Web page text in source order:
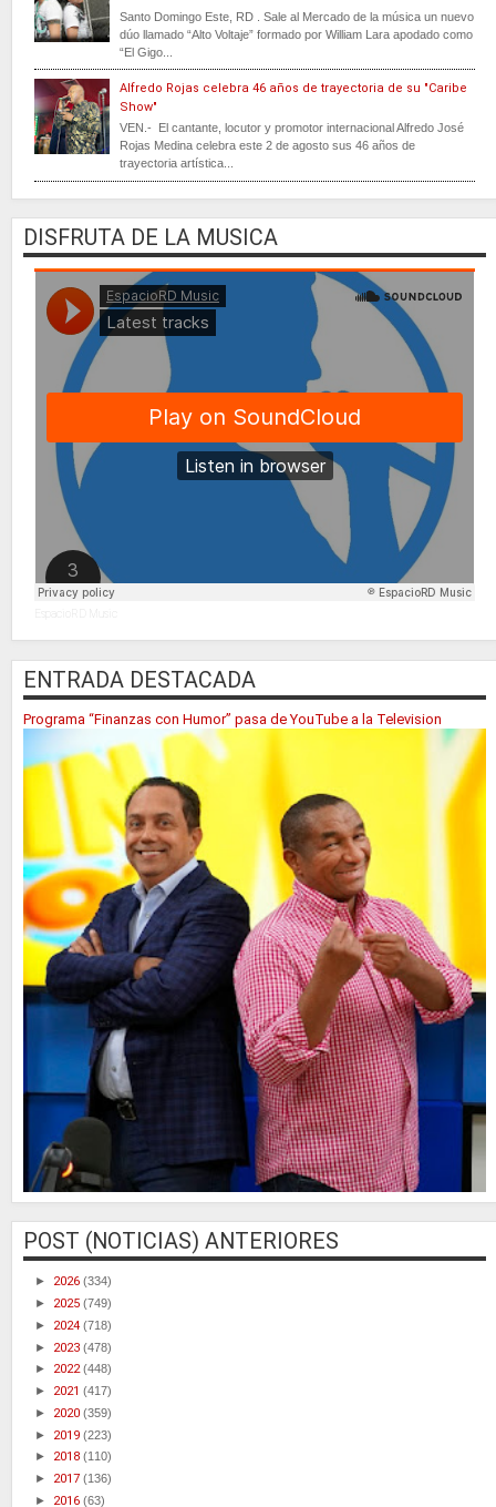
Santo Domingo Este, RD . Sale al Mercado de la música un nuevo
dúo llamado “Alto Voltaje” formado por William Lara apodado como
“El Gigo...
Alfredo Rojas celebra 46 años de trayectoria de su "Caribe
Show"
VEN.- El cantante, locutor y promotor internacional Alfredo José
Rojas Medina celebra este 2 de agosto sus 46 años de
trayectoria artística...
DISFRUTA DE LA MUSICA
EspacioRD Music
ENTRADA DESTACADA
Programa “Finanzas con Humor” pasa de YouTube a la Television
POST (NOTICIAS) ANTERIORES
► 2026 (334)
► 2025 (749)
► 2024 (718)
► 2023 (478)
► 2022(448)
► 2021 (417)
► 2020 (359)
► 2019 (223)
► 2018 (110)
► 2017 (136)
► 2016 (63)